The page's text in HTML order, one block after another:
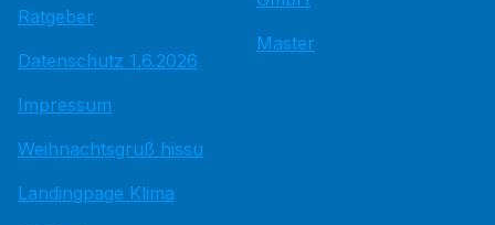
Ratgeber
Datenschutz 1.6.2026
Impressum
Weihnachtsgruß hissu
Landingpage Klima
Master